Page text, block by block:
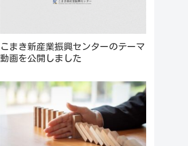
こまき新産業振興センターのテーマ
動画を公開しました